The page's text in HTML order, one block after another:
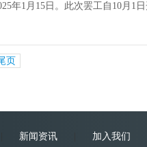
年1月15日。此次罢工自10月1
。需要注意的是，虽然罢工只进
页
新闻资讯 加入我们